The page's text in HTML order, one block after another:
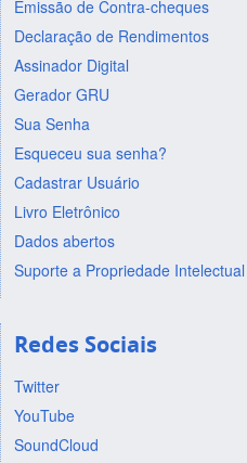
Emissão de Contra-cheques
Declaração de Rendimentos
Assinador Digital
Gerador GRU
Sua Senha
Esqueceu sua senha?
Cadastrar Usuário
Livro Eletrônico
Dados abertos
Suporte a Propriedade Intelectual
Redes Sociais
Twitter
YouTube
SoundCloud